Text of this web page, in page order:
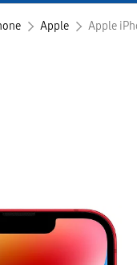
Apple‎ Apple